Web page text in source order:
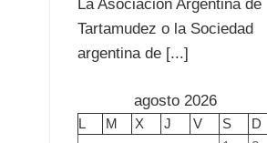
La Asociación Argentina de
Tartamudez o la Sociedad
argentina de [...]
agosto 2026
L M X J V S
D